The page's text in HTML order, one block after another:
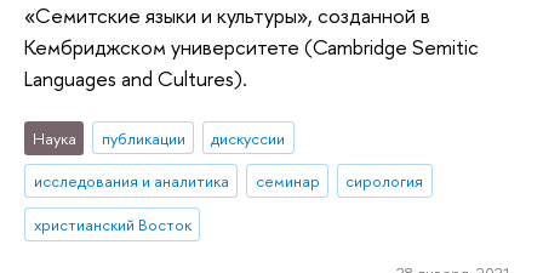
«Семитские языки и культуры», созданной в
Кембриджском университете (Cambridge Semitic
Languages and Cultures).
Наука публикации
дискуссии
исследования и аналитика
семинар
сирология
христианский Восток